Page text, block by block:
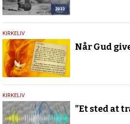
23.
maj
2026
KIRKELIV
Når Gud
18.
maj
2026
KIRKELIV
”Et sted at